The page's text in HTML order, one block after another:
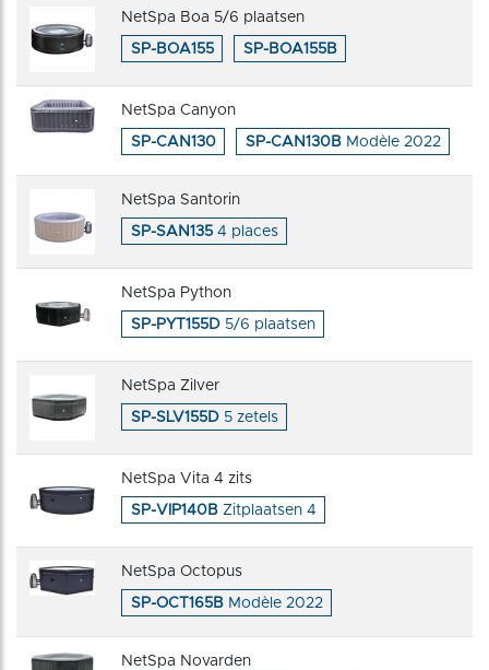
NetSpa Boa 5/6 plaatsen
SP-BOA155 SP-BOA155B
NetSpa Canyon
SP-CAN130 SP-CAN130B Modèle 2022
NetSpa Santorin
SP-SAN135 4 places
NetSpa Python
SP-PYT155D 5/6 plaatsen
NetSpa Zilver
SP-SLV155D 5 zetels
NetSpa Vita 4 zits
SP-VIP140B Zitplaatsen 4
NetSpa Octopus
SP-OCT165B Modèle 2022
NetSpa Novarden